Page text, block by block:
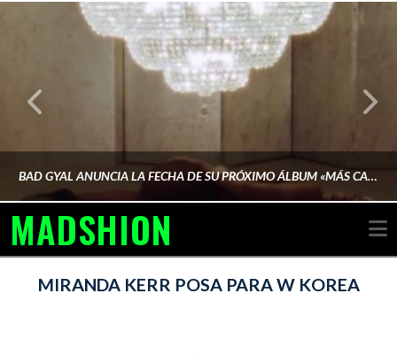
BAD GYAL ANUNCIA LA FECHA DE SU PRÓXIMO ÁLBUM «MÁS CARA»
MADSHION
MIRANDA KERR POSA PARA W KOREA